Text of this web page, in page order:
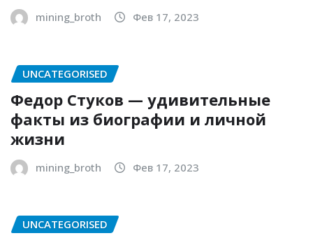
mining_broth Фев 17, 2023
UNCATEGORISED
Федор Стуков — удивительные
факты из биографии и личной
жизни
mining_broth Фев 17, 2023
UNCATEGORISED